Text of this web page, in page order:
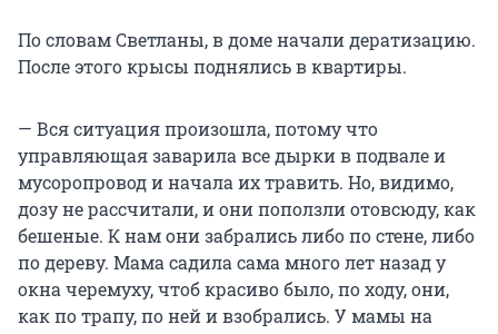
По словам Светланы, в доме начали дератизацию.
После этого крысы поднялись в квартиры.
— Вся ситуация произошла, потому что
управляющая заварила все дырки в подвале и
мусоропровод и начала их травить. Но, видимо,
дозу не рассчитали, и они поползли отовсюду, как
бешеные. К нам они забрались либо по стене, либо
по дереву. Мама садила сама много лет назад у
окна черемуху, чтоб красиво было, по ходу, они,
как по трапу, по ней и взобрались. У мамы на